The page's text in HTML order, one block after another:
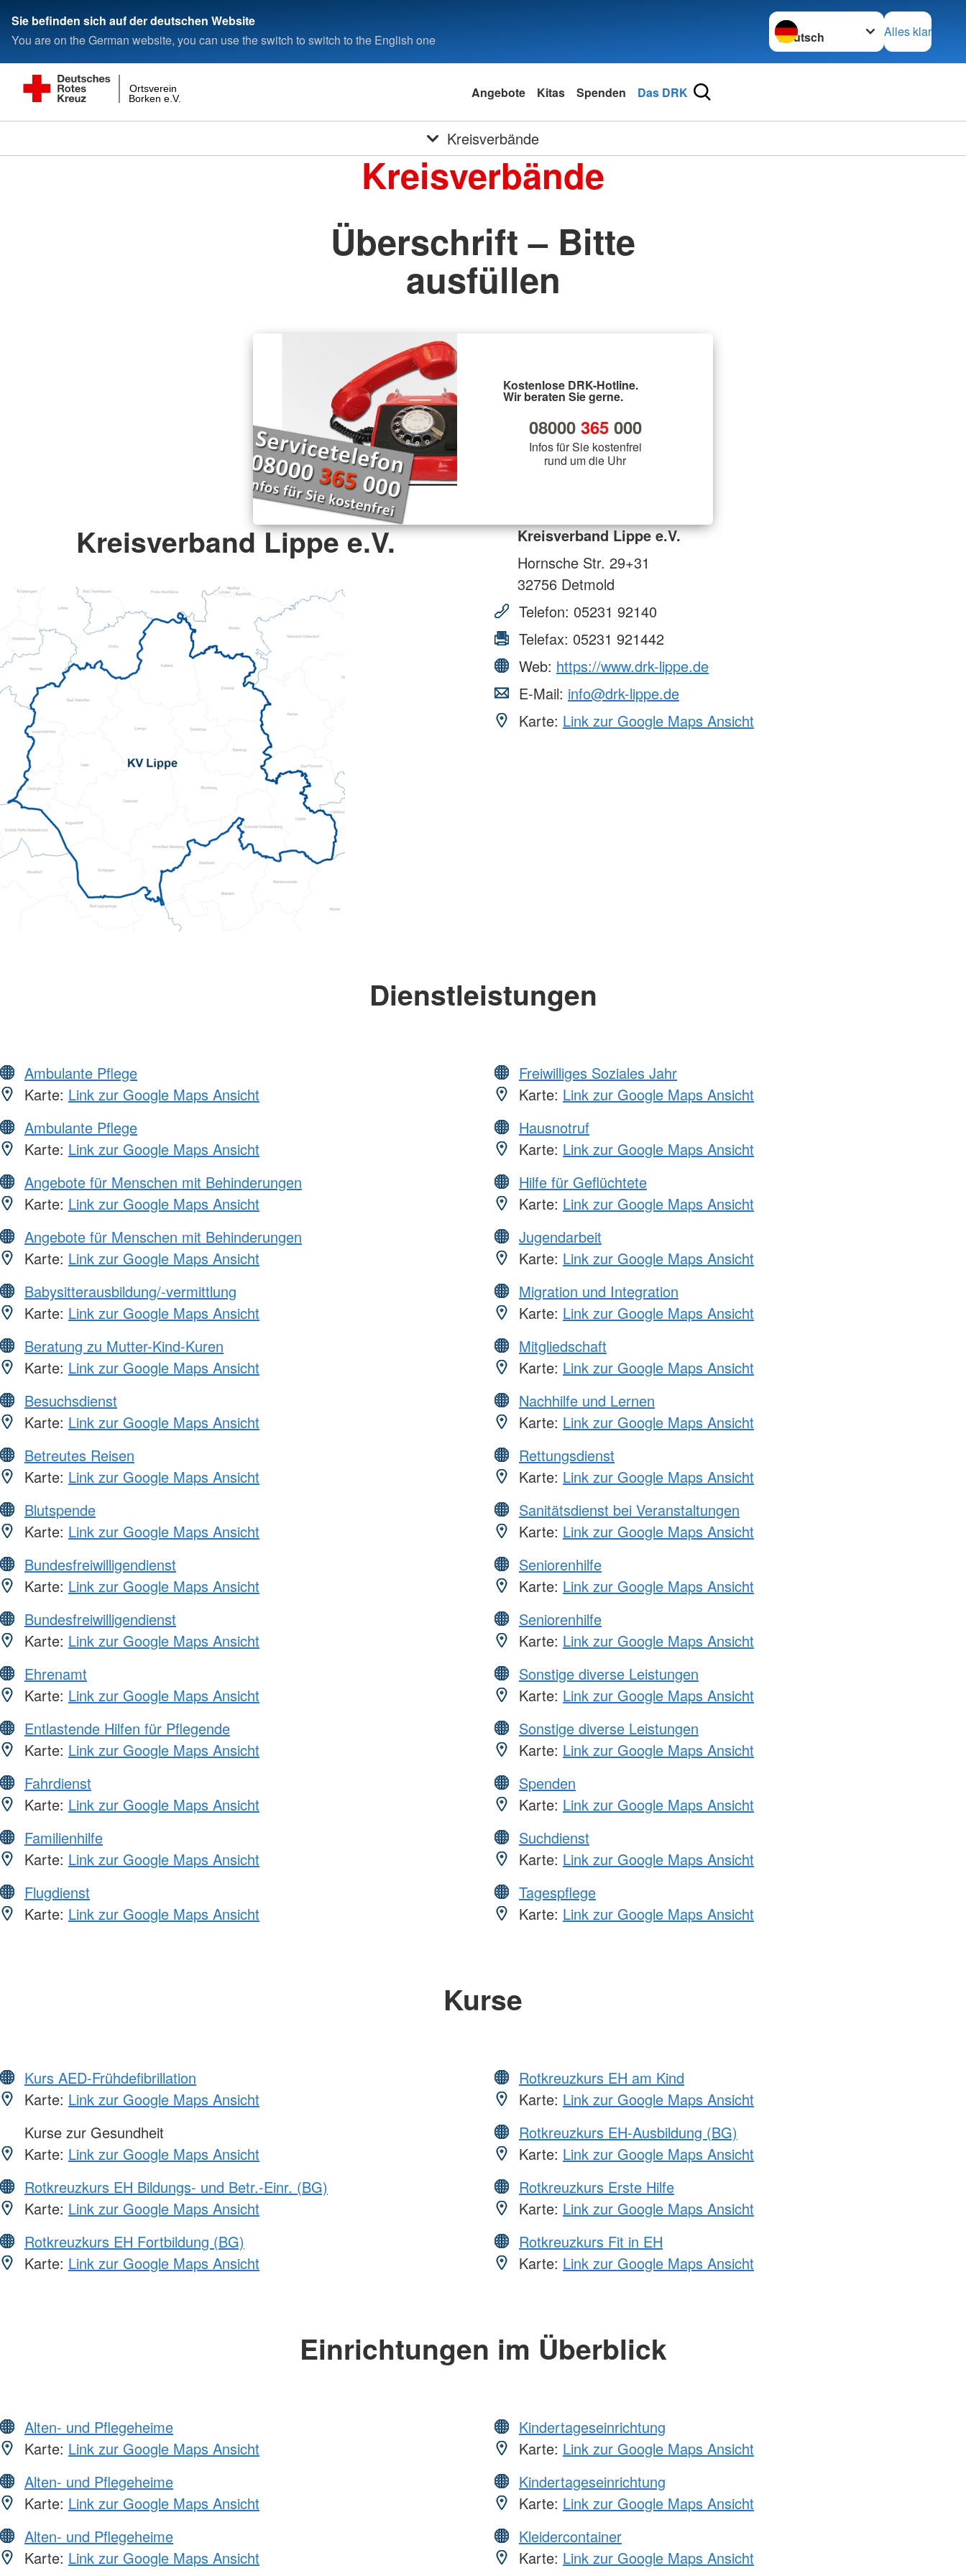
Sie befinden sich auf der deutschen Website
You are on the German website, you can use the switch to switch to the English one
Sprache wechseln zu
Alles klar
Borken e.V.
Ortsverein Angebote Kitas Spenden Das DRK
Kreisverbände
Kreisverbände
Überschrift – Bitte
ausfüllen
Kostenlose DRK-Hotline.
Wir beraten Sie gerne.
08000 365000
Infos für Sie kostenfrei
rund um die Uhr
Kreisverband Lippe e.V.
Kreisverband Lippe e.V.
Hornsche Str. 29+31
32756 Detmold
Telefon: 05231 92140
Telefax: 05231 921442
Web: https://www.drk-lippe.de
E-Mail: info@drk-lippe.de
Karte: Link zur Google Maps Ansicht
Dienstleistungen
Ambulante Pflege
Karte: Link zur Google Maps Ansicht
Ambulante Pflege
Karte: Link zur Google Maps Ansicht
Angebote für Menschen mit Behinderungen
Karte: Link zur Google Maps Ansicht
Angebote für Menschen mit Behinderungen
Karte: Link zur Google Maps Ansicht
Babysitterausbildung/-vermittlung
Karte: Link zur Google Maps Ansicht
Beratung zu Mutter-Kind-Kuren
Karte: Link zur Google Maps Ansicht
Besuchsdienst
Karte: Link zur Google Maps Ansicht
Betreutes Reisen
Karte: Link zur Google Maps Ansicht
Blutspende
Karte: Link zur Google Maps Ansicht
Bundesfreiwilligendienst
Karte: Link zur Google Maps Ansicht
Bundesfreiwilligendienst
Karte: Link zur Google Maps Ansicht
Ehrenamt
Karte: Link zur Google Maps Ansicht
Entlastende Hilfen für Pflegende
Karte: Link zur Google Maps Ansicht
Fahrdienst
Karte: Link zur Google Maps Ansicht
Familienhilfe
Karte: Link zur Google Maps Ansicht
Flugdienst
Karte: Link zur Google Maps Ansicht
Freiwilliges Soziales Jahr
Karte: Link zur Google Maps Ansicht
Hausnotruf
Karte: Link zur Google Maps Ansicht
Hilfe für Geflüchtete
Karte: Link zur Google Maps Ansicht
Jugendarbeit
Karte: Link zur Google Maps Ansicht
Migration und Integration
Karte: Link zur Google Maps Ansicht
Mitgliedschaft
Karte: Link zur Google Maps Ansicht
Nachhilfe und Lernen
Karte: Link zur Google Maps Ansicht
Rettungsdienst
Karte: Link zur Google Maps Ansicht
Sanitätsdienst bei Veranstaltungen
Karte: Link zur Google Maps Ansicht
Seniorenhilfe
Karte: Link zur Google Maps Ansicht
Seniorenhilfe
Karte: Link zur Google Maps Ansicht
Sonstige diverse Leistungen
Karte: Link zur Google Maps Ansicht
Sonstige diverse Leistungen
Karte: Link zur Google Maps Ansicht
Spenden
Karte: Link zur Google Maps Ansicht
Suchdienst
Karte: Link zur Google Maps Ansicht
Tagespflege
Karte: Link zur Google Maps Ansicht
Kurse
Kurs AED-Frühdefibrillation
Karte: Link zur Google Maps Ansicht
Kurse zur Gesundheit
Karte: Link zur Google Maps Ansicht
Rotkreuzkurs EH Bildungs- und Betr.-Einr. (BG)
Karte: Link zur Google Maps Ansicht
Rotkreuzkurs EH Fortbildung (BG)
Karte: Link zur Google Maps Ansicht
Rotkreuzkurs EH am Kind
Karte: Link zur Google Maps Ansicht
Rotkreuzkurs EH-Ausbildung (BG)
Karte: Link zur Google Maps Ansicht
Rotkreuzkurs Erste Hilfe
Karte: Link zur Google Maps Ansicht
Rotkreuzkurs Fit in EH
Karte: Link zur Google Maps Ansicht
Einrichtungen im Überblick
Alten- und Pflegeheime
Karte: Link zur Google Maps Ansicht
Alten- und Pflegeheime
Karte: Link zur Google Maps Ansicht
Alten- und Pflegeheime
Karte: Link zur Google Maps Ansicht
Kindertageseinrichtung
Karte: Link zur Google Maps Ansicht
Kindertageseinrichtung
Karte: Link zur Google Maps Ansicht
Kleidercontainer
Karte: Link zur Google Maps Ansicht